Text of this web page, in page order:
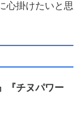
心掛けたいと思
『チヌパワー